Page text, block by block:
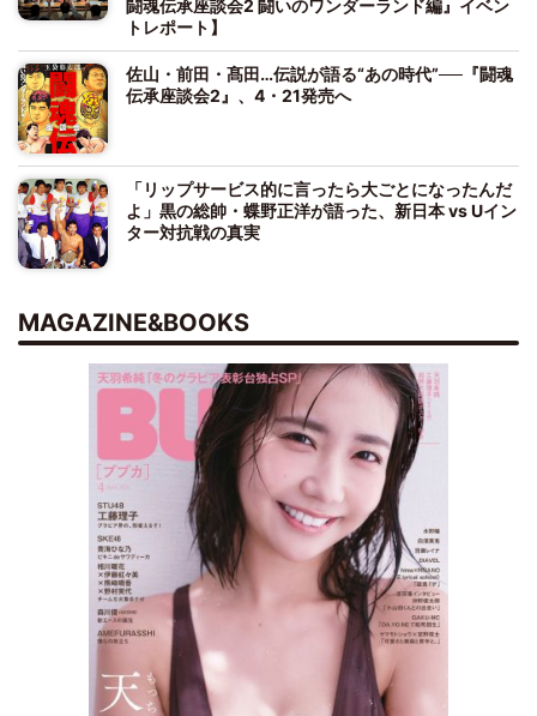
闘魂伝承座談会2 闘いのワンダーランド編』イベン
トレポート】
佐山・前田・髙田…伝説が語る“あの時代”──『闘魂
伝承座談会2』、4・21発売へ
「リップサービス的に言ったら大ごとになったんだ
よ」黒の総帥・蝶野正洋が語った、新日本 vs Uイン
ター対抗戦の真実
MAGAZINE&BOOKS